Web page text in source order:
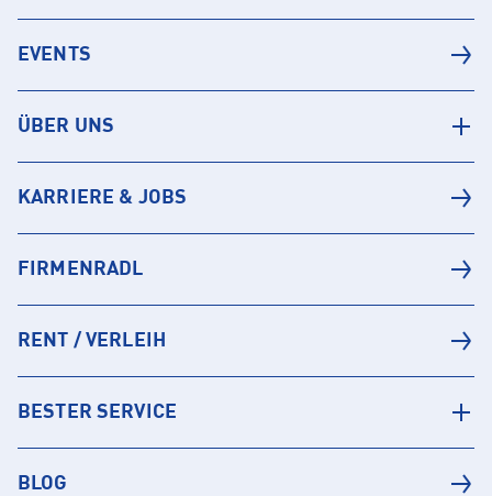
EVENTS
ÜBER UNS
KARRIERE & JOBS
FIRMENRADL
RENT / VERLEIH
BESTER SERVICE
BLOG